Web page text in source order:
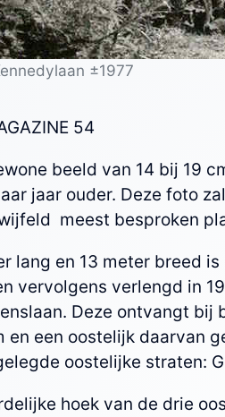
±1977
54
beeld van 14 bij 19
jaar ouder. Deze foto
meest besproken
lang en 13 meter breed
vervolgens verlengd in
Deze ontvangt bij
en een oostelijk daarvan
oostelijke straten:
hoek van de drie